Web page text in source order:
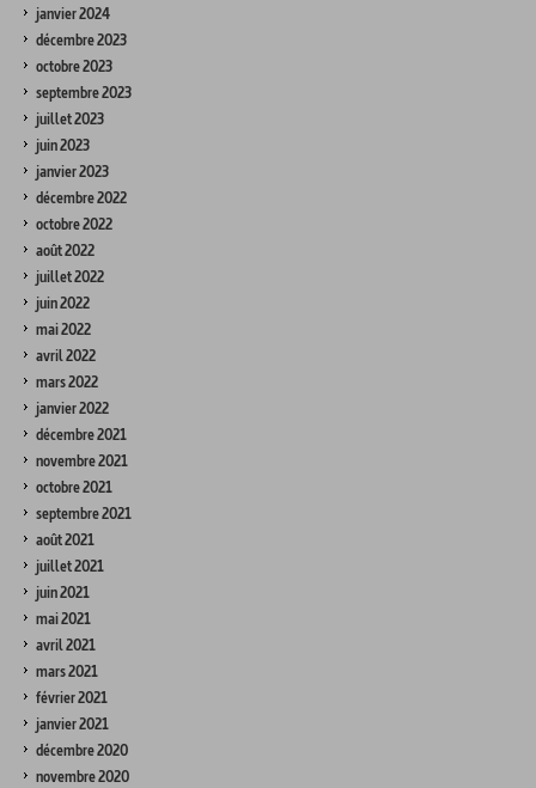
janvier 2024
décembre 2023
octobre 2023
septembre 2023
juillet 2023
juin 2023
janvier 2023
décembre 2022
octobre 2022
août 2022
juillet 2022
juin 2022
mai 2022
avril 2022
mars 2022
janvier 2022
décembre 2021
novembre 2021
octobre 2021
septembre 2021
août 2021
juillet 2021
juin 2021
mai 2021
avril 2021
mars 2021
février 2021
janvier 2021
décembre 2020
novembre 2020